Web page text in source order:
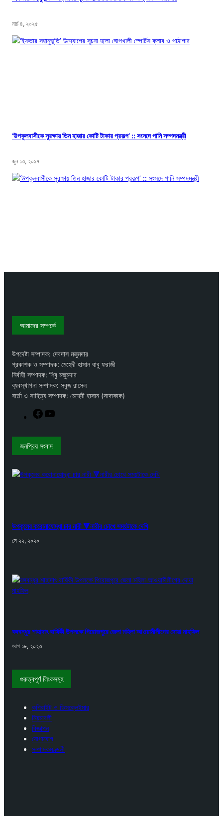
মার্চ ৪, ২০২৫
‘উপকূলবাসীকে সুরক্ষায় তিন হাজার কোটি টাকার প্রকল্প’ :: সংসদে পানি সম্পদমন্ত্রী
জুন ১৩, ২০১৭
আমাদের সম্পর্কে
উপদেষ্টা সম্পাদক: দেবদাস মজুমদার
প্রকাশক ও সম্পাদক: মেহেদী হাসান বাবু ফরাজী
নির্বাহী সম্পাদক: শিবু মজুমদার
ব্যবস্থাপনা সম্পাদক: সবুজ রাসেল
বার্তা ও সাহিত্য সম্পাদক: মেহেদী হাসান (সাদাকাক)
F
e
b
o
u
e
জনপ্রিয় সংবাদ
উপকূলের করোনাযোদ্ধা চার নারী 🔻নারীর চোখে সময়টাকে দেখি
মে ২২, ২০২০
বঙ্গবন্ধুর শাহাদাৎ বার্ষিকী উপলক্ষে পিরোজপুরে জেলা মহিলা আওয়ামীলীগের দোয়া মাহফিল
আগ ১৮, ২০২৩
গুরুত্বপূর্ণ লিংকসমূহ
কপিরাইট ও ডিসক্লেইমার
নিয়মাবলী
বিজ্ঞাপন
যোগাযোগ
সম্পাদকমণ্ডলী